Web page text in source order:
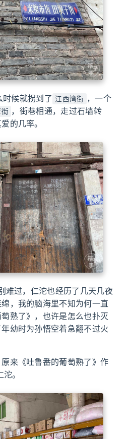
时候就拐到了 江西湾街 ，一个
，街巷相通，走过石墙转
的几率。
难过，仁沱也经历了几天几夜
，我的脑海里不知为何一直
熟了》，也许是怎么也扑灭
幼时为孙悟空着急翻不过火
来《吐鲁番的葡萄熟了》作
。